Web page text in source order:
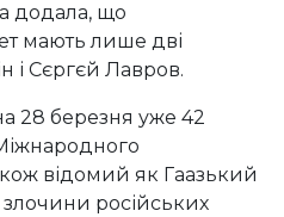
додала, що
мають лише дві
і Сєргєй Лавров.
28 березня уже 42
відомий як Гаазький
російських